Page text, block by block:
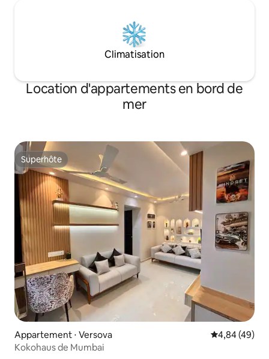
Climatisation
Location d'appartements en bord de
mer
Superhôte
Superhôte
Appartement ⋅ Versova Évaluation
4,84 (49)
Kokohaus de Mumbai